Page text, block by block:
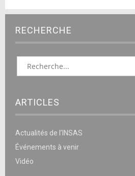
RECHERCHE
ARTICLES
Actualités de l’INSAS
Événements à venir
Vidéo